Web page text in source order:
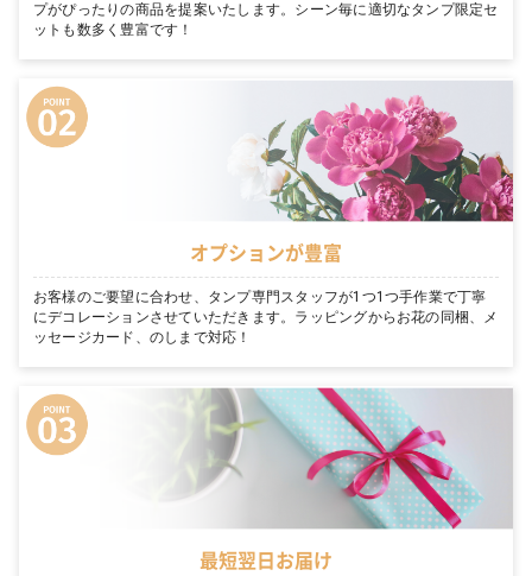
プがぴったりの商品を提案いたします。シーン毎に適切なタンプ限定セ
ットも数多く豊富です！
オプションが豊富
お客様のご要望に合わせ、タンプ専門スタッフが1つ1つ手作業で丁寧
にデコレーションさせていただきます。ラッピングからお花の同梱、メ
ッセージカード、のしまで対応！
最短翌日お届け